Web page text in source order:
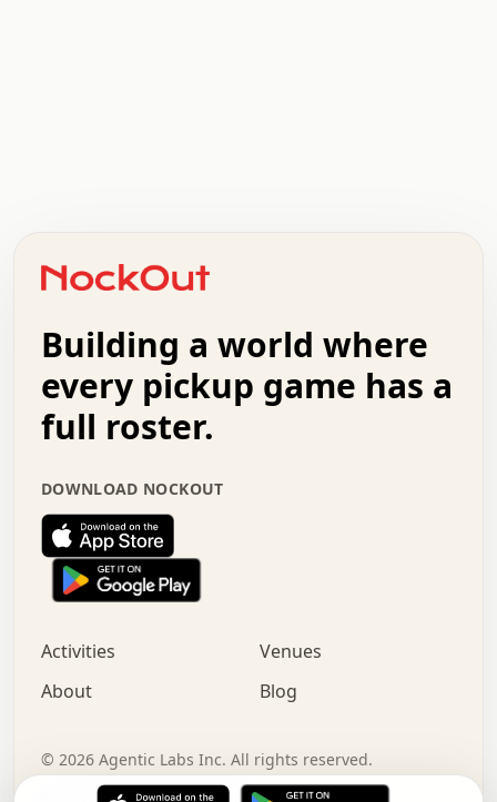
+   .   .   .   .   .   .   .   .   .   +   .   .
.   .   .   .   .   .   .   .   .   .   .   :   .
.   .   .   .   +   .   .   .   .   .   .   .   +
.   :   .   .   .   .   .   .   .   .   o   .   .
.   .   x   .   .   .   .   .   .   :   .   .   o
.   .   .   .   :   .   .   .   .   o   .   .   .
.   .   .   .   .   .   .   :   .   .   .   .   .
.   .   .   .   .   .   .   +   .   .   x   .   .
.   .   .   .   .   :   +   .   .   .   .   .   o
.   .   .   .   .   .   .   .   .   .   .   .   .
.   .   :   o   .   .   .   .   .   .   .   +   .
.   o   .   .   .   .   x   .   .   .   .   .   .
+   .   o   .   .   .   .   o   .   .   .   .
.   +   .   .   .   .   .   .   .   .   :   .   x
.   .   .   .   .   .   .   .   .   .   .   .   .   .
Building a world where
every pickup game has a
full roster.
DOWNLOAD NOCKOUT
Activities
Venues
About
Blog
© 2026 Agentic Labs Inc. All rights reserved.